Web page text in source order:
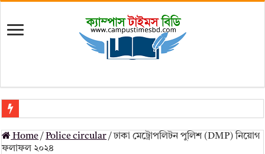
মৎস্য অধিদপ্তর (dof) নিয়োগ বিজ্ঞপ্তি ২০২৬
প্রাথমিক সহকারী শিক্ষক নিয়োগ পরীক্ষার চূড়ান্ত ফলাফল 2026 – Dpe gov bd
Home / Police circular / ঢাকা মেট্রোপলিটন পুলিশ (DMP) নিয়োগ
ফলাফল ২০২৪